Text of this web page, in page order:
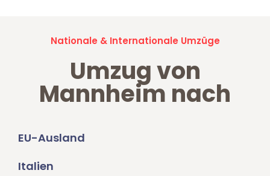
Nationale & Internationale Umzüge
Umzug von
Mannheim nach
EU-Ausland
Italien